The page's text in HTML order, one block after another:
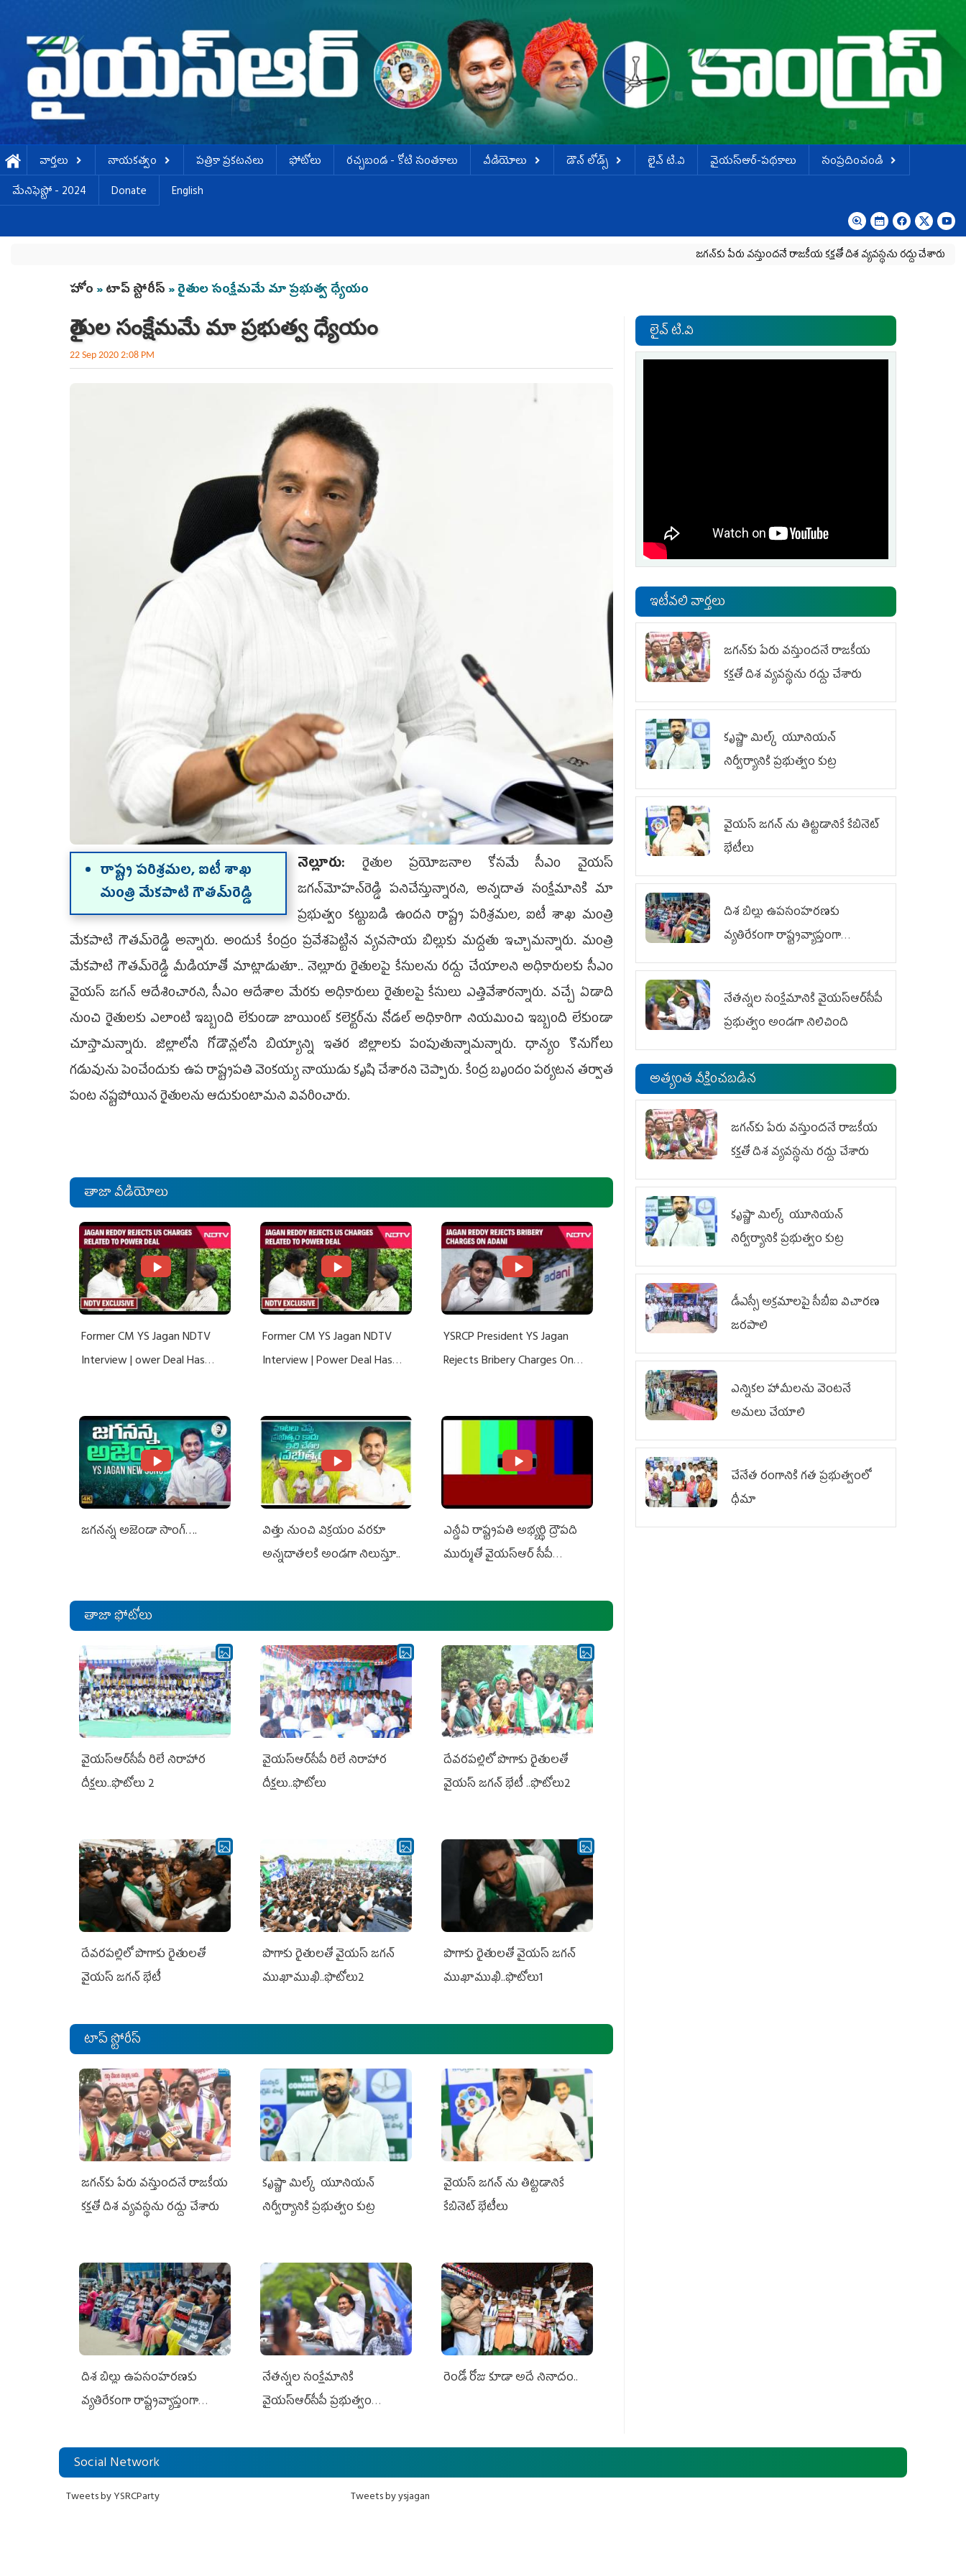
వార్తలు నాయకత్వం పత్రికా ప్రకటనలు ఫోటోలు ర‌చ్చ‌బండ‌ - కోటి సంత‌కాలు వీడియోలు డౌన్ లోడ్స్ లైవ్ టి.వి వైయస్ఆర్-పథకాలు
సంప్రదించండి
మేనిఫెస్టో - 2024
Donate English
జగన్‌కు పేరు వస్తుందనే రాజకీయ కక్షతో దిశ వ్య‌వ‌స్థ‌ను రద్దు చేశారు కృష్ణా
You are here
హోం »టాప్ స్టోరీస్ » రైతుల సంక్షేమమే మా ప్రభుత్వ ధ్యేయం
రైతుల సంక్షేమమే మా ప్రభుత్వ ధ్యేయం
22 Sep 2020 2:08 PM
రాష్ట్ర పరిశ్రమల, ఐటీ శాఖ
మంత్రి మేకపాటి గౌతమ్‌రెడ్డి
నెల్లూరు: రైతుల ప్రయోజనాల కోసమే సీఎం వైయస్‌
జగన్‌మోహన్‌రెడ్డి పనిచేస్తున్నారని, అన్నదాత సంక్షేమానికి మా
ప్రభుత్వం కట్టుబడి ఉందని రాష్ట్ర పరిశ్రమల, ఐటీ శాఖ మంత్రి
మేకపాటి గౌతమ్‌రెడ్డి అన్నారు. అందుకే కేంద్రం ప్రవేశపెట్టిన వ్యవసాయ బిల్లుకు మద్దతు ఇచ్చామన్నారు. మంత్రి
మేకపాటి గౌతమ్‌రెడ్డి మీడియాతో మాట్లాడుతూ.. నెల్లూరు రైతులపై కేసులను రద్దు చేయాలని అధికారులకు సీఎం
వైయస్‌ జగన్‌ ఆదేశించారని, సీఎం ఆదేశాల మేరకు అధికారులు రైతులపై కేసులు ఎత్తివేశారన్నారు. వచ్చే ఏడాది
నుంచి రైతులకు ఎలాంటి ఇబ్బంది లేకుండా జాయింట్‌ కలెక్టర్‌ను నోడల్‌ అధికారిగా నియమించి ఇబ్బంది లేకుండా
చూస్తామన్నారు. జిల్లాలోని గోడౌన్లలోని బియ్యాన్ని ఇతర జిల్లాలకు పంపుతున్నామన్నారు. ధాన్యం కొనుగోలు
గడువును పెంచేందుకు ఉప రాష్ట్రపతి వెంకయ్య నాయుడు కృషి చేశారని చెప్పారు. కేంద్ర బృందం పర్యటన తర్వాత
పంట నష్టపోయిన రైతులను ఆదుకుంటామని వివరించారు.
తాజా వీడియోలు
Former CM YS Jagan NDTV
Interview | ower Deal Has
Former CM YS Jagan NDTV
Interview | Power Deal Has
YSRCP President YS Jagan
Rejects Bribery Charges On
జగనన్న అజెండా సాంగ్….
విత్తు నుంచి విక్రయం వరకూ
అన్నదాతలకి అండగా నిలుస్తూ..
ఎన్డీఏ రాష్ట్ర‌ప‌తి అభ్య‌ర్థి ద్రౌప‌ది
ముర్ముతో వైయ‌స్ఆర్ సీపీ
ఎమ్మెల్యేలు, ఎంపీల స‌మావేశం
తాజా ఫోటోలు
వైయ‌స్ఆర్‌సీపీ రిలే నిరాహార
దీక్షలు..ఫొటోలు 2
వైయ‌స్ఆర్‌సీపీ రిలే నిరాహార
దీక్షలు..ఫొటోలు
దేవరపల్లిలో పొగాకు రైతులతో
వైయస్ జగన్ భేటీ ..ఫొటోలు2
దేవరపల్లిలో పొగాకు రైతులతో
వైయస్ జగన్ భేటీ
పొగాకు రైతుల‌తో వైయ‌స్ జ‌గ‌న్
ముఖాముఖి..ఫొటోలు2
పొగాకు రైతుల‌తో వైయ‌స్ జ‌గ‌న్
ముఖాముఖి..ఫొటోలు1
టాప్ స్టోరీస్
జగన్‌కు పేరు వస్తుందనే రాజకీయ
కక్షతో దిశ వ్య‌వ‌స్థ‌ను రద్దు చేశారు
కృష్ణా మిల్క్‌ యూనియన్‌
నిర్వీర్యానికి ప్రభుత్వం కుట్ర
వైయ‌స్ జగన్‌ ను తిట్టడానికే
కేబినెట్‌ భేటీలు
దిశ బిల్లు ఉపసంహరణకు
వ్యతిరేకంగా రాష్ట్రవ్యాప్తంగా
ఆందోళనలు
నేతన్నల సంక్షేమానికి
వైయ‌స్ఆర్‌సీపీ ప్రభుత్వం
రెండో రోజు కూడా అదే నినాదం..
లైవ్ టి.వి
ఇటీవలి వార్తలు
జగన్‌కు పేరు వస్తుందనే రాజకీయ
కక్షతో దిశ వ్య‌వ‌స్థ‌ను రద్దు చేశారు
కృష్ణా మిల్క్‌ యూనియన్‌
నిర్వీర్యానికి ప్రభుత్వం కుట్ర
వైయ‌స్ జగన్‌ ను తిట్టడానికే కేబినెట్‌
భేటీలు
దిశ బిల్లు ఉపసంహరణకు
వ్యతిరేకంగా రాష్ట్రవ్యాప్తంగా
వైయ‌స్ఆర్‌సీపీ మహిళా విభాగం
నేతన్నల సంక్షేమానికి వైయ‌స్ఆర్‌సీపీ
ప్రభుత్వం అండగా నిలిచింది
అత్యంత వీక్షించబడిన
జగన్‌కు పేరు వస్తుందనే రాజకీయ
కక్షతో దిశ వ్య‌వ‌స్థ‌ను రద్దు చేశారు
కృష్ణా మిల్క్‌ యూనియన్‌
నిర్వీర్యానికి ప్రభుత్వం కుట్ర
డీఎస్సీ అక్రమాలపై సీబీఐ విచారణ
జరపాలి
ఎన్నికల హామీలను వెంటనే
అమలు చేయాలి
చేనేత రంగానికి గత ప్రభుత్వంలో
ధీమా
Social Network
Tweets by YSRCParty Tweets by ysjagan